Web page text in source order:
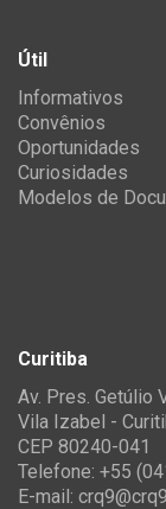
Útil
Informativos
Convênios
Oportunidades
Curiosidades
Modelos de
Curitiba
Av. Pres. Getúlio
Vila Izabel -
CEP 80240-041
Telefone: +55
E-mail: